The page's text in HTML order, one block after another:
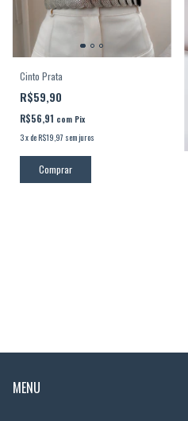
Cinto Prata
R$59,90
R$56,91 com Pix
3xdeR$19,97 sem juros
Comprar
MENU